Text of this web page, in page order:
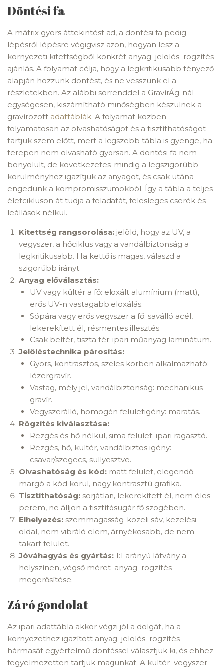
Döntési fa
A mátrix gyors áttekintést ad, a döntési fa pedig
lépésről lépésre végigvisz azon, hogyan lesz a
környezeti kitettségből konkrét anyag–jelölés–rögzítés
ajánlás. A folyamat célja, hogy a legkritikusabb tényező
alapján hozzunk döntést, és ne vesszünk el a
részletekben. Az alábbi sorrenddel a GravírÁg-nál
egységesen, kiszámítható minőségben készülnek a
gravírozott adattáblák. A folyamat közben
folyamatosan az olvashatóságot és a tisztíthatóságot
tartjuk szem előtt, mert a legszebb tábla is gyenge, ha
terepen nem olvasható gyorsan. A döntési fa nem
bonyolult, de következetes: mindig a legszigorúbb
körülményhez igazítjuk az anyagot, és csak utána
engedünk a kompromisszumokból. Így a tábla a teljes
életcikluson át tudja a feladatát, felesleges cserék és
leállások nélkül.
Kitettség rangsorolása:jelöld, hogy az UV, a
vegyszer, a hőciklus vagy a vandálbiztonság a
legkritikusabb. Ha kettő is magas, válaszd a
szigorúbb irányt.
Anyag előválasztás:
UV vagy kültér a fő: eloxált alumínium (matt),
erős UV-n vastagabb eloxálás.
Sópára vagy erős vegyszer a fő: saválló acél,
lekerekített él, résmentes illesztés.
Csak beltér, tiszta tér: ipari műanyag laminátum.
Jelöléstechnika párosítás:
Gyors, kontrasztos, széles körben alkalmazható:
lézergravír.
Vastag, mély jel, vandálbiztonság: mechanikus
gravír.
Vegyszerálló, homogén felületigény: maratás.
Rögzítés kiválasztása:
Rezgés és hő nélkül, sima felület: ipari ragasztó.
Rezgés, hő, kültér, vandálbiztos igény:
csavar/szegecs, süllyesztve.
Olvashatóság és kód:matt felület, elegendő
margó a kód körül, nagy kontrasztú grafika.
Tisztíthatóság:sorjátlan, lekerekített él, nem éles
perem, ne álljon a tisztítósugár fő szögében.
Elhelyezés:szemmagasság-közeli sáv, kezelési
oldal, nem vibráló elem, árnyékosabb, de nem
takart felület.
Jóváhagyás és gyártás:1:1 arányú látvány a
helyszínen, végső méret–anyag–rögzítés
megerősítése.
Záró gondolat
Az ipari adattábla akkor végzi jól a dolgát, ha a
környezethez igazított anyag–jelölés–rögzítés
hármasát egyértelmű döntéssel választjuk ki, és ehhez
fegyelmezetten tartjuk magunkat. A kültér–vegyszer–